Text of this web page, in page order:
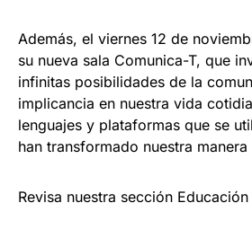
Además, el viernes 12 de
su nueva sala Comunica-T, que
infinitas posibilidades de la
implicancia en nuestra vida
lenguajes y plataformas que se
han transformado nuestra
Revisa nuestra sección Educación